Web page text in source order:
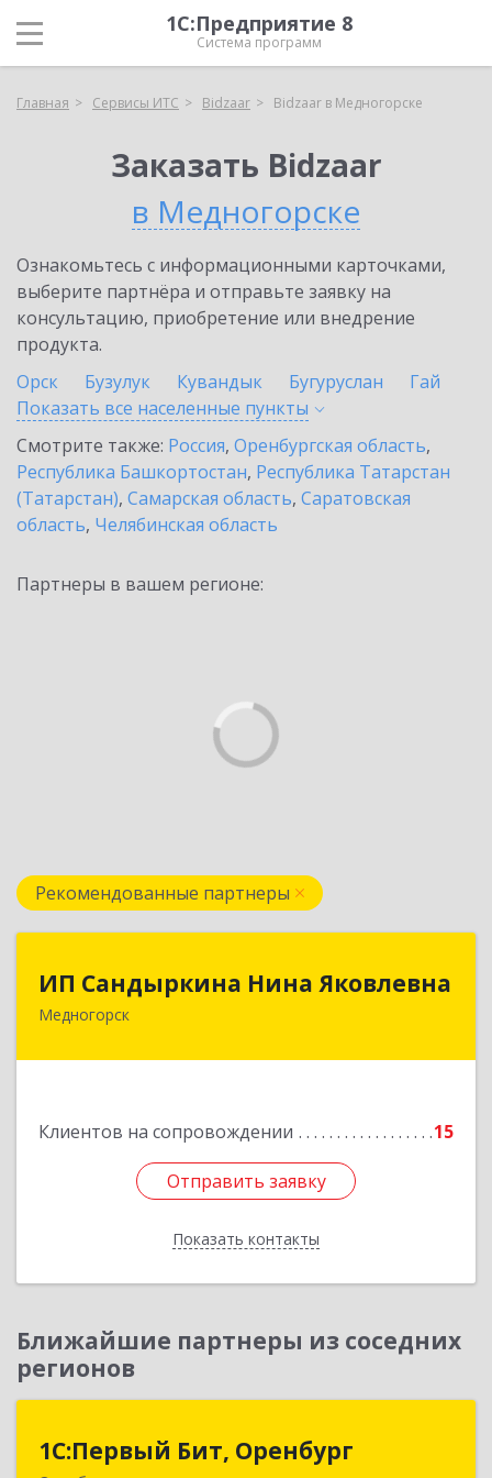
1С:Предприятие 8
Система программ
Главная Сервисы ИТС Bidzaar Bidzaar в Медногорске
Заказать Bidzaar
в Медногорске
Ознакомьтесь с информационными карточками,
выберите партнёра и отправьте заявку на
консультацию, приобретение или внедрение
продукта.
Орск
Бузулук Кувандык Бугуруслан
Гай
Показать все населенные пункты
Смотрите также: Россия, Оренбургская область,
Республика Башкортостан, Республика Татарстан
(Татарстан), Самарская область, Саратовская
область, Челябинская область
Партнеры в вашем регионе:
Рекомендованные партнеры
ИП Сандыркина Нина Яковлевна
Медногорск
Клиентов на сопровождении 15
Отправить заявку
Показать контакты
462270, Оренбургская обл, Медногорск г,
Отправить заявку
Назад
Ближайшие партнеры из соседних
регионов
1С:Первый Бит, Оренбург
1С:Первый Бит, Оренбург